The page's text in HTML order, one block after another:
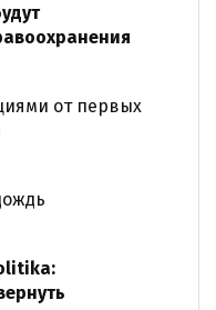
от первых